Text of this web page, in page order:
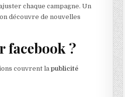
chaque campagne. Un
découvre de nouvelles
facebook ?
couvrent lapublicité